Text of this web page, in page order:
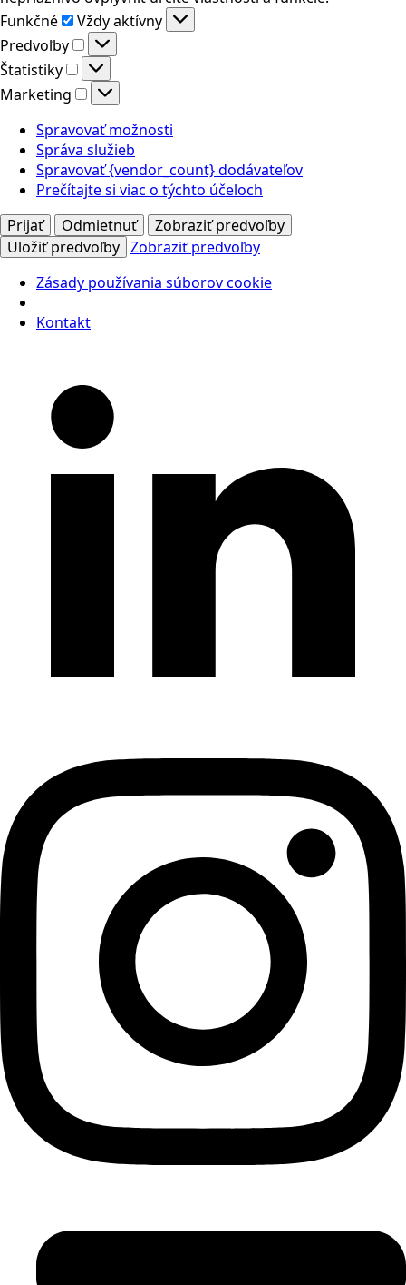
Funkčné
Funkčné
Vždy aktívny
Predvoľby
Predvoľby
Štatistiky
Štatistiky
Marketing
Marketing
Spravovať možnosti
Správa služieb
Spravovať {vendor_count} dodávateľov
Prečítajte si viac o týchto účeloch
Prijať
Odmietnuť
Zobraziť predvoľby
Uložiť predvoľby Zobraziť predvoľby
Zásady používania súborov cookie
Kontakt